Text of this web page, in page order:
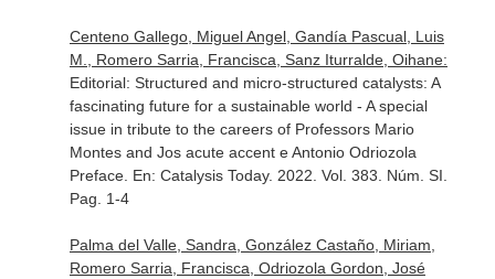
Centeno Gallego, Miguel Angel, Gandía Pascual, Luis
M., Romero Sarria, Francisca, Sanz Iturralde, Oihane:
Editorial: Structured and micro-structured catalysts: A
fascinating future for a sustainable world - A special
issue in tribute to the careers of Professors Mario
Montes and Jos acute accent e Antonio Odriozola
Preface. En: Catalysis Today. 2022. Vol. 383. Núm. SI.
Pag. 1-4
Palma del Valle, Sandra, González Castaño, Miriam,
Romero Sarria, Francisca, Odriozola Gordon, José